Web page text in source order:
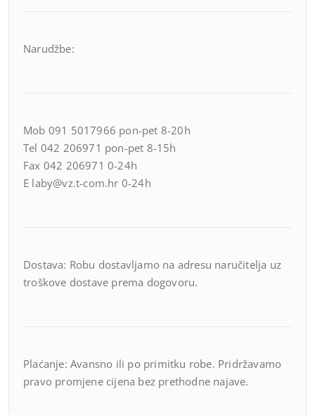
Narudžbe:
Mob 091 5017966 pon-pet 8-20h
Tel 042 206971 pon-pet 8-15h
Fax 042 206971 0-24h
E laby@vz.t-com.hr 0-24h
Dostava: Robu dostavljamo na adresu naručitelja uz
troškove dostave prema dogovoru.
Plaćanje: Avansno ili po primitku robe. Pridržavamo
pravo promjene cijena bez prethodne najave.